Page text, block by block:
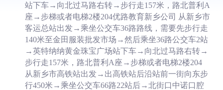
站下车→向北过马路右转→步行走157米，路北普利A
座→步梯或者电梯2楼204优路教育新乡公司 从新乡市
客运总站出发→乘坐公交车36路路线，需要先步行走
140米至金田服装批发市场→然后乘坐36路公交车2站
→英特纳纳黄金珠宝广场站下车→向北过马路右转→
步行走157米，路北普利A座→步梯或者电梯2楼204
从新乡市高铁站出发→出高铁站后沿站前一街向东步
行450米→乘坐公交车66路22站后→北街口中诺口腔